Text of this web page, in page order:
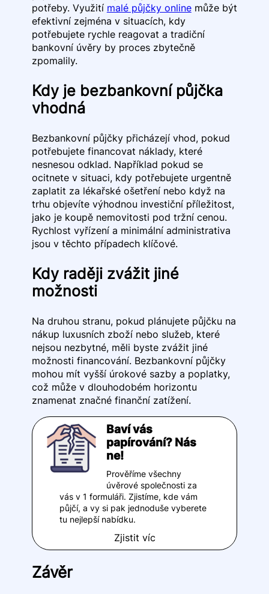
potřeby. Využití malé půjčky onlinemůže být
efektivní zejména v situacích, kdy
potřebujete rychle reagovat a tradiční
bankovní úvěry by proces zbytečně
zpomalily.
Kdy je bezbankovní půjčka
vhodná
Bezbankovní půjčky přicházejí vhod, pokud
potřebujete financovat náklady, které
nesnesou odklad. Například pokud se
ocitnete v situaci, kdy potřebujete urgentně
zaplatit za lékařské ošetření nebo když na
trhu objevíte výhodnou investiční příležitost,
jako je koupě nemovitosti pod tržní cenou.
Rychlost vyřízení a minimální administrativa
jsou v těchto případech klíčové.
Kdy raději zvážit jiné
možnosti
Na druhou stranu, pokud plánujete půjčku na
nákup luxusních zboží nebo služeb, které
nejsou nezbytné, měli byste zvážit jiné
možnosti financování. Bezbankovní půjčky
mohou mít vyšší úrokové sazby a poplatky,
což může v dlouhodobém horizontu
znamenat značné finanční zatížení.
Baví vás
papírování? Nás
ne!
Prověříme všechny
úvěrové společnosti za
vás v 1 formuláři. Zjistíme, kde vám
půjčí, a vy si pak jednoduše vyberete
tu nejlepší nabídku.
Zjistit víc
Závěr